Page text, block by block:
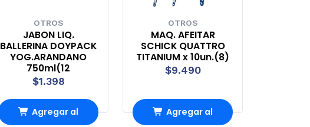
OTROS
JABON LIQ.
BALLERINA DOYPACK
YOG.ARANDANO
750ml(12
$1.398
Agregar al
OTROS
MAQ. AFEITAR
SCHICK QUATTRO
TITANIUM x 10un.(8)
$9.490
Agregar al